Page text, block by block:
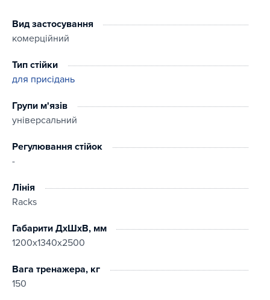
Вид застосування
комерційний
Тип стійки
для присідань
Групи м'язів
універсальний
Регулювання стійок
-
Лінія
Racks
Габарити ДхШхВ, мм
1200х1340х2500
Вага тренажера, кг
150